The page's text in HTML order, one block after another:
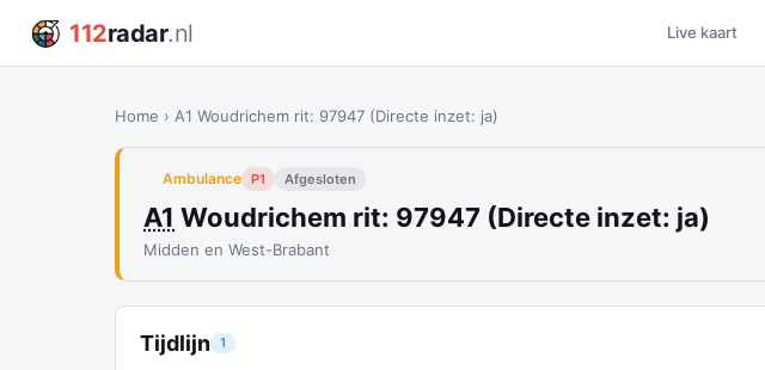
112radar.nl Live kaart
Home › A1 Woudrichem rit: 97947 (Directe inzet: ja)
Ambulance P1 Afgesloten
A1 Woudrichem rit: 97947 (Directe inzet: ja)
Midden en West-Brabant
Tijdlijn 1